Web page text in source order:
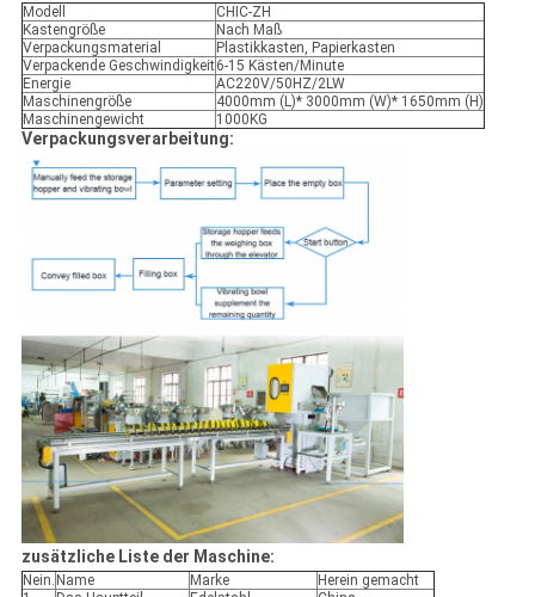
Modell
CHIC-ZH
Kastengröße
Nach Maß
Verpackungsmaterial
Plastikkasten, Papierkasten
Verpackende Geschwindigkeit6-15 Kästen/Minute
Energie
AC220V/50HZ/2LW
Maschinengröße
4000mm (L)* 3000mm (W)* 1650mm (H)
Maschinengewicht
1000KG
Verpackungsverarbeitung:
zusätzliche Liste der Maschine:
Nein. Name Marke
Herein gemacht